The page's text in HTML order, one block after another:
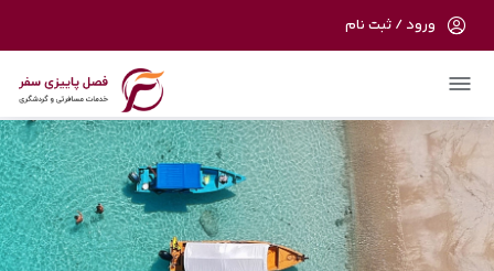
ورود / ثبت نام
در حال حاضر ارتباط با سرور قطع می باشد
لطفا دقایقی بعد مجددا تلاش کنید.